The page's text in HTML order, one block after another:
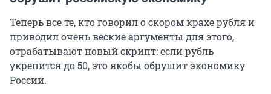
Теперь все те, кто говорил о скором крахе рубля и
приводил очень веские аргументы для этого,
отрабатывают новый скрипт: если рубль
укрепится до50, это якобы обрушит экономику
России.